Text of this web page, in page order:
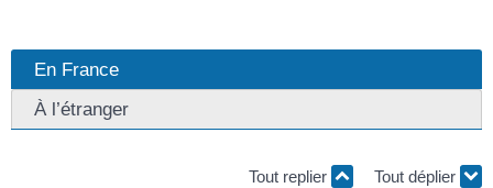
En France
À l’étranger
Tout replier Tout déplier